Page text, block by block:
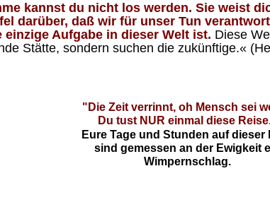
kannst du nicht los werden. Sie weist
darüber, daß wir für unser Tun
Aufgabe in dieser Welt ist. Diese
Stätte, sondern suchen die zukünftige.«
"Die Zeit verrinnt, oh Mensch sei
Du tust NUR einmal diese
Eure Tage und Stunden auf dieser
sind gemessen an der Ewigkeit
Wimpernschlag.